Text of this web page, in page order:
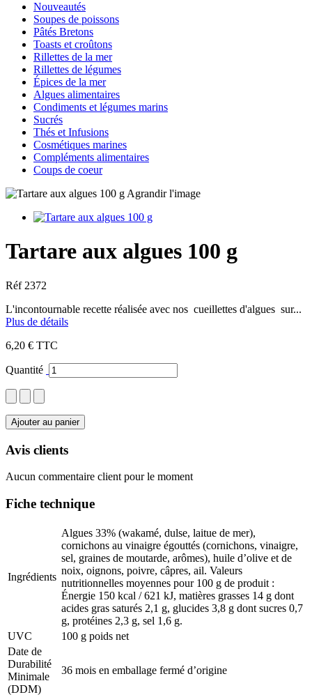
Nouveautés
Soupes de poissons
Pâtés Bretons
Toasts et croûtons
Rillettes de la mer
Rillettes de légumes
Épices de la mer
Algues alimentaires
Condiments et légumes marins
Sucrés
Thés et Infusions
Cosmétiques marines
Compléments alimentaires
Coups de coeur
Agrandir l'image
Tartare aux algues 100 g
Réf 2372
L'incontournable recette réalisée avec nos cueillettes d'algues sur...
Plus de détails
6,20 € TTC
Quantité
Ajouter au panier
Avis clients
Aucun commentaire client pour le moment
Fiche technique
Ingrédients
Algues 33% (wakamé, dulse, laitue de mer),
cornichons au vinaigre égouttés (cornichons, vinaigre,
sel, graines de moutarde, arômes), huile d’olive et de
noix, oignons, poivre, câpres, ail. Valeurs
nutritionnelles moyennes pour 100 g de produit :
Énergie 150 kcal / 621 kJ, matières grasses 14 g dont
acides gras saturés 2,1 g, glucides 3,8 g dont sucres 0,7
g, protéines 2,3 g, sel 1,6 g.
UVC
100 g poids net
Date de
Durabilité
Minimale
(DDM)
36 mois en emballage fermé d’origine